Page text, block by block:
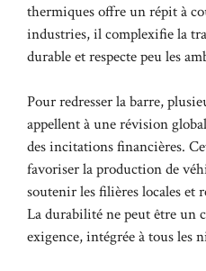
thermiques offre un répit à
industries, il complexifie la
durable et respecte peu les
Pour redresser la barre,
appellent à une révision
des incitations financières.
favoriser la production de
soutenir les filières locales et
La durabilité ne peut être un
exigence, intégrée à tous les